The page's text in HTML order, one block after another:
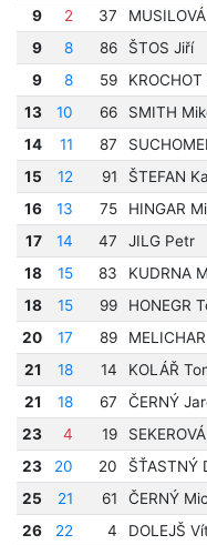
9
2 37
9
8 86 ŠTOS Jiří
9
8 59
13
10 66 SMITH
14
11 87
15
12 91 ŠTEFAN
16
13 75 HINGAR
17
14 47 JILG Petr
18
15 83 KUDRNA
18
15 99 HONEGR
20
17 89
21
18 14 KOLÁŘ
21
18 67 ČERNÝ
23
4 19
23
20 20 ŠŤASTNÝ
25
21 61 ČERNÝ
26
22 4 DOLEJŠ